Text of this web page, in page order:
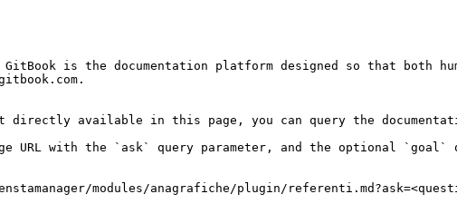
is the documentation platform designed so that both
available in this page, you can query the
URL with the `ask` query parameter, and the optional `goal`
modules/anagrafiche/plugin/